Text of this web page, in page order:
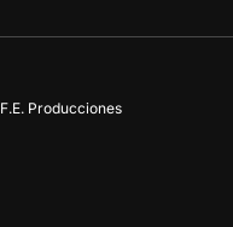
F.E. Producciones